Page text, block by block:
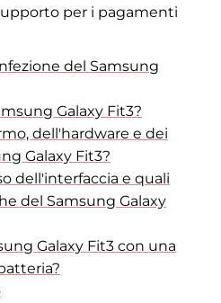
per i pagamenti
del Samsung
Galaxy Fit3?
dell'hardware e dei
Galaxy Fit3?
dell'interfaccia e quali
del Samsung Galaxy
Galaxy Fit3 con una